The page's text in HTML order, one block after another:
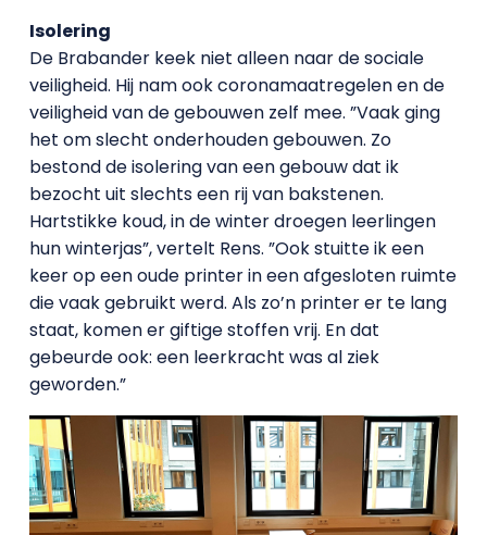
Isolering
De Brabander keek niet alleen naar de sociale
veiligheid. Hij nam ook coronamaatregelen en de
veiligheid van de gebouwen zelf mee. ”Vaak ging
het om slecht onderhouden gebouwen. Zo
bestond de isolering van een gebouw dat ik
bezocht uit slechts een rij van bakstenen.
Hartstikke koud, in de winter droegen leerlingen
hun winterjas”, vertelt Rens. ”Ook stuitte ik een
keer op een oude printer in een afgesloten ruimte
die vaak gebruikt werd. Als zo’n printer er te lang
staat, komen er giftige stoffen vrij. En dat
gebeurde ook: een leerkracht was al ziek
geworden.”